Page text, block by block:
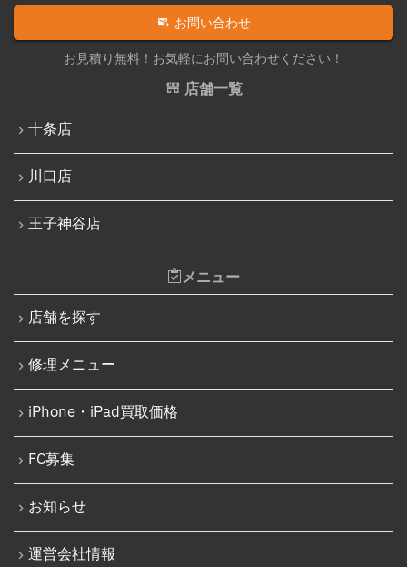
iPadその他部品修理
Nintendo Switch修理実績
Nintendo Switchその他部品修理
Nintendo Switchバッテリー交換
Nintendo Siwtch充電コネクタ修理
Nintendo Switchタッチパネル修理交換
Nintendo Switchゲームカードスロット修理
Nintendo Switch SDカードスロット修理
Nintendo Switch基板破損修理（軽度）
Nintendo Switch基板破損修理（重度）
iPod修理実績
iPodバッテリー交換
パソコン修理実績
パソコン液晶パネル交換修理
パソコンバッテリー交換
iPhone 13 Pro
iPhone 13 Pro Max
iPhone SE（第3世代）
iPhone 14
iPhone 14 Pro
iPhone 14 Pro Max
iPhone 15
iPhone 15 Pro
iPhone 15 Pro Max
iPhone 16
iPhone 16 Plus
iPhone 16 Pro
iPhone 16 Pro Max
お問い合わせ
お見積り無料！お気軽にお問い合わせください！
店舗一覧
十条店
川口店
王子神谷店
メニュー
店舗を探す
修理メニュー
iPhone・iPad買取価格
FC募集
お知らせ
運営会社情報